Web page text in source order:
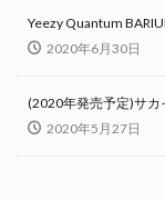
Yeezy Quantum
2020年6月30日
(2020年発売予定)サカ
2020年5月27日